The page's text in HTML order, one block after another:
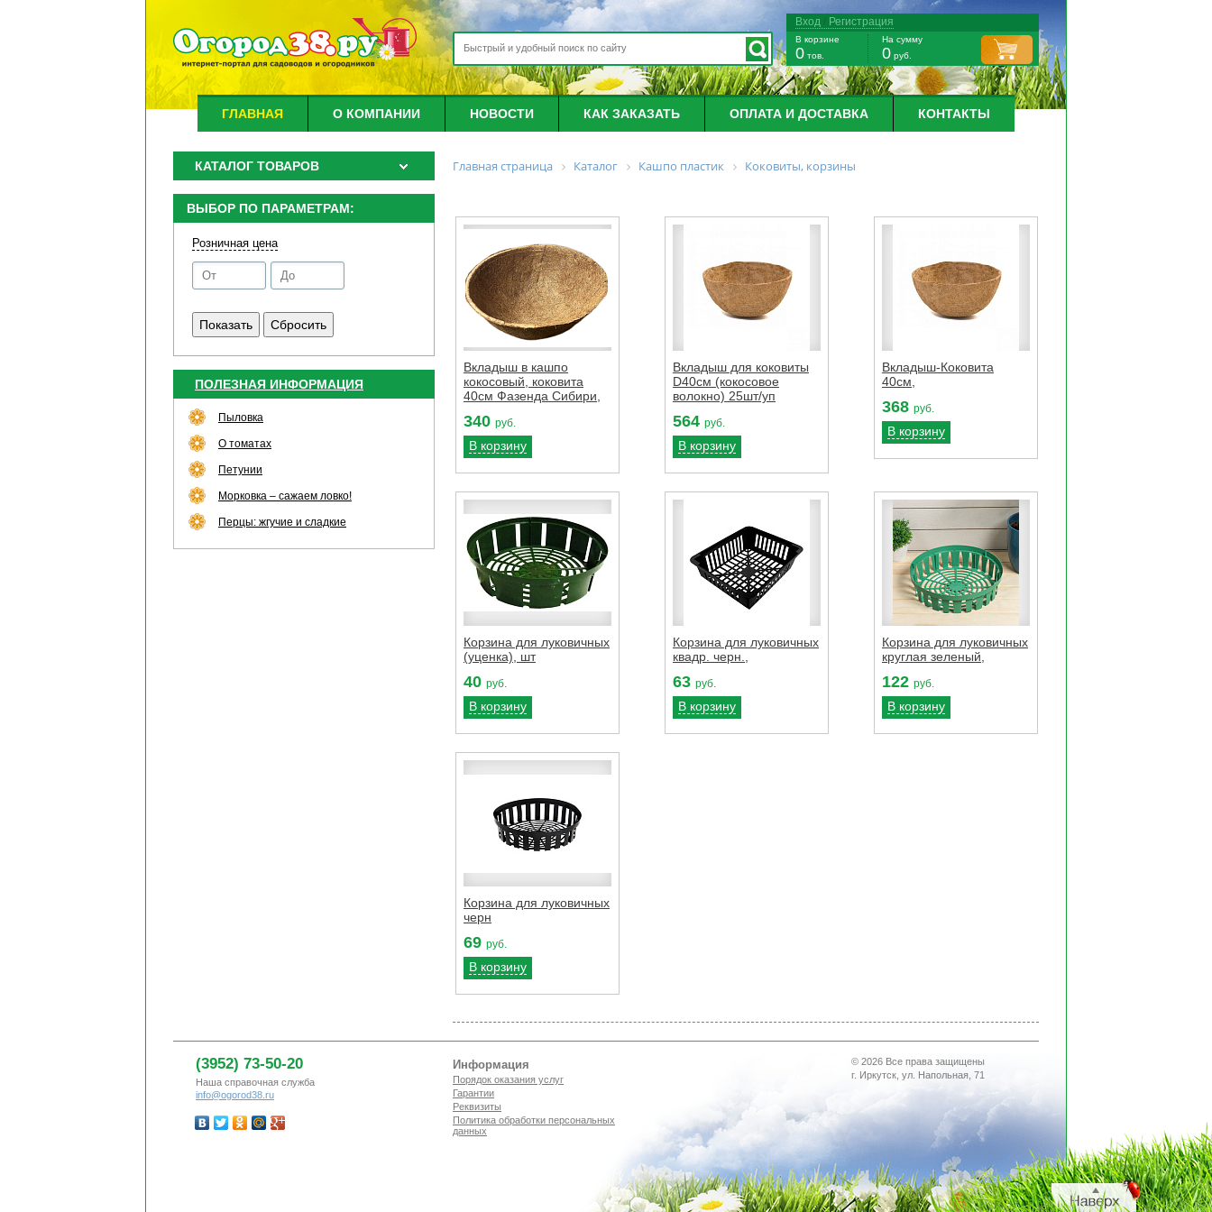
Вход / Регистрация
В корзине
0 тов.
На сумму
0 руб.
ГЛАВНАЯ О КОМПАНИИ НОВОСТИ КАК ЗАКАЗАТЬ ОПЛАТА И ДОСТАВКА КОНТАКТЫ
КАТАЛОГ ТОВАРОВ
ВЫБОР ПО ПАРАМЕТРАМ:
Розничная цена
ПОЛЕЗНАЯ ИНФОРМАЦИЯ
Пыловка
О томатах
Петунии
Морковка – сажаем ловко!
Перцы: жгучие и сладкие
Главная страница Каталог Кашпо пластик Коковиты, корзины
Вкладыш в кашпо
кокосовый, коковита
40см Фазенда Сибири,
340 руб.
В корзину
Вкладыш для коковиты
D40см (кокосовое
волокно) 25шт/уп
564 руб.
В корзину
Вкладыш-Коковита
40см,
368 руб.
В корзину
Корзина для луковичных
(уценка), шт
40 руб.
В корзину
Корзина для луковичных
квадр. черн.,
63 руб.
В корзину
Корзина для луковичных
круглая зеленый,
122 руб.
В корзину
Корзина для луковичных
черн
69 руб.
В корзину
(3952) 73-50-20
Наша справочная служба
info@ogorod38.ru
Информация
Порядок оказания услуг
Гарантии
Реквизиты
Политика обработки персональных
данных
© 2026 Все права защищены
г. Иркутск, ул. Напольная, 71